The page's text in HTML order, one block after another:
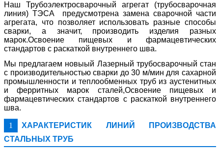
Наш Трубоэлектросварочный агрегат (трубосварочная
линия) ТЭСА предусмотрена замена сварочной части
агрегата, что позволяет использовать разные способы
сварки, а значит, производить изделия разных
марок.Освоение пищевых и фармацевтических
стандартов с раскаткой внутреннего шва.
Мы предлагаем новыый Лазерный трубосварочный стан
с производительностью сварки до 30 м/мин для сахарной
промышленности и теплообменных труб из аустенитных
и ферритных марок сталей,Освоение пищевых и
фармацевтических стандартов с раскаткой внутреннего
шва.
1
ХАРАКТЕРИСТИК ЛИНИЙ ПРОИЗВОДСТВА
СТАЛЬНЫХ ТРУБ